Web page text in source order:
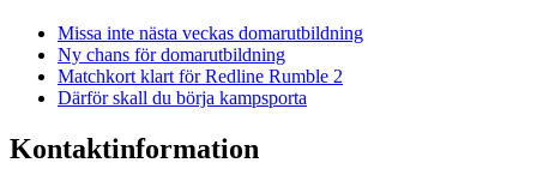
Missa inte nästa veckas domarutbildning
Ny chans för domarutbildning
Matchkort klart för Redline Rumble 2
Därför skall du börja kampsporta
Kontaktinformation